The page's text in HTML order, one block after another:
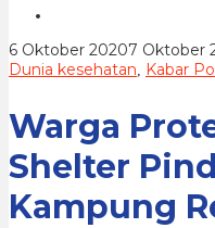
Reyog
6 Oktober 20207 Oktober
Dunia kesehatan, Kabar
Warga
Shelter
Kampung